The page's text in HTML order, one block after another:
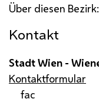
Über diesen Bezirk:
Kontakt
Stadt Wien -
Kontaktformular
fac